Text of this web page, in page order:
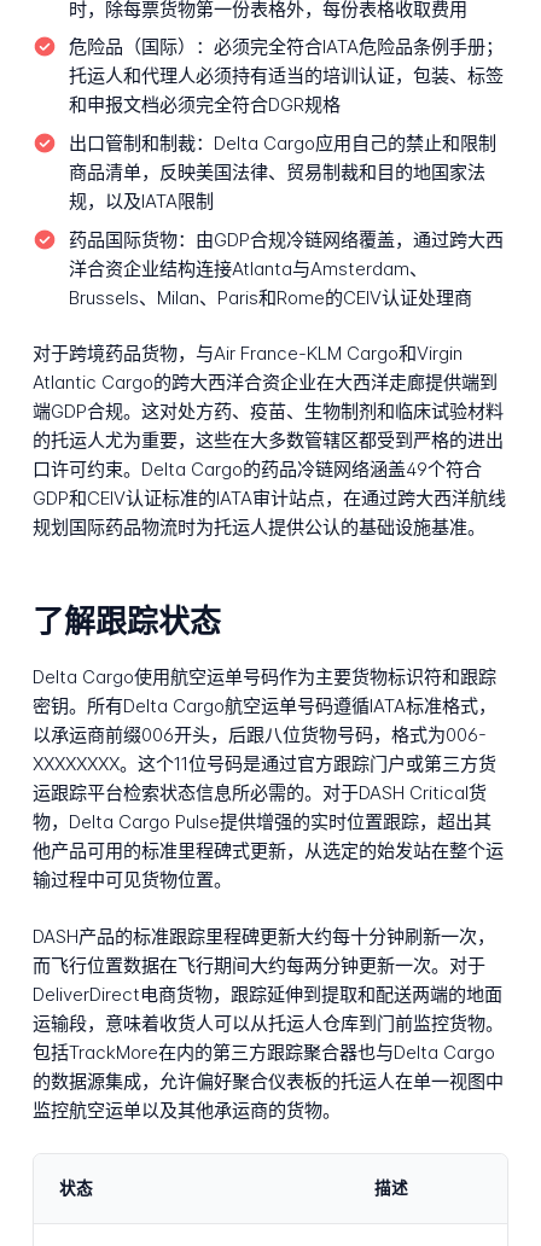
时，除每票货物第一份表格外，每份表格收取费用
危险品（国际）： 必须完全符合IATA危险品条例手册；
托运人和代理人必须持有适当的培训认证，包装、标签
和申报文档必须完全符合DGR规格
出口管制和制裁： Delta Cargo应用自己的禁止和限制
商品清单，反映美国法律、贸易制裁和目的地国家法
规，以及IATA限制
药品国际货物： 由GDP合规冷链网络覆盖，通过跨大西
洋合资企业结构连接Atlanta与Amsterdam、
Brussels、Milan、Paris和Rome的CEIV认证处理商
对于跨境药品货物，与Air France-KLM Cargo和Virgin
Atlantic Cargo的跨大西洋合资企业在大西洋走廊提供端到
端GDP合规。这对处方药、疫苗、生物制剂和临床试验材料
的托运人尤为重要，这些在大多数管辖区都受到严格的进出
口许可约束。Delta Cargo的药品冷链网络涵盖49个符合
GDP和CEIV认证标准的IATA审计站点，在通过跨大西洋航线
规划国际药品物流时为托运人提供公认的基础设施基准。
了解跟踪状态
Delta Cargo使用航空运单号码作为主要货物标识符和跟踪
密钥。所有Delta Cargo航空运单号码遵循IATA标准格式，
以承运商前缀006开头，后跟八位货物号码，格式为006-
XXXXXXXX。这个11位号码是通过官方跟踪门户或第三方货
运跟踪平台检索状态信息所必需的。对于DASH Critical货
物，Delta Cargo Pulse提供增强的实时位置跟踪，超出其
他产品可用的标准里程碑式更新，从选定的始发站在整个运
输过程中可见货物位置。
DASH产品的标准跟踪里程碑更新大约每十分钟刷新一次，
而飞行位置数据在飞行期间大约每两分钟更新一次。对于
DeliverDirect电商货物，跟踪延伸到提取和配送两端的地面
运输段，意味着收货人可以从托运人仓库到门前监控货物。
包括TrackMore在内的第三方跟踪聚合器也与Delta Cargo
的数据源集成，允许偏好聚合仪表板的托运人在单一视图中
监控航空运单以及其他承运商的货物。
状态 描述